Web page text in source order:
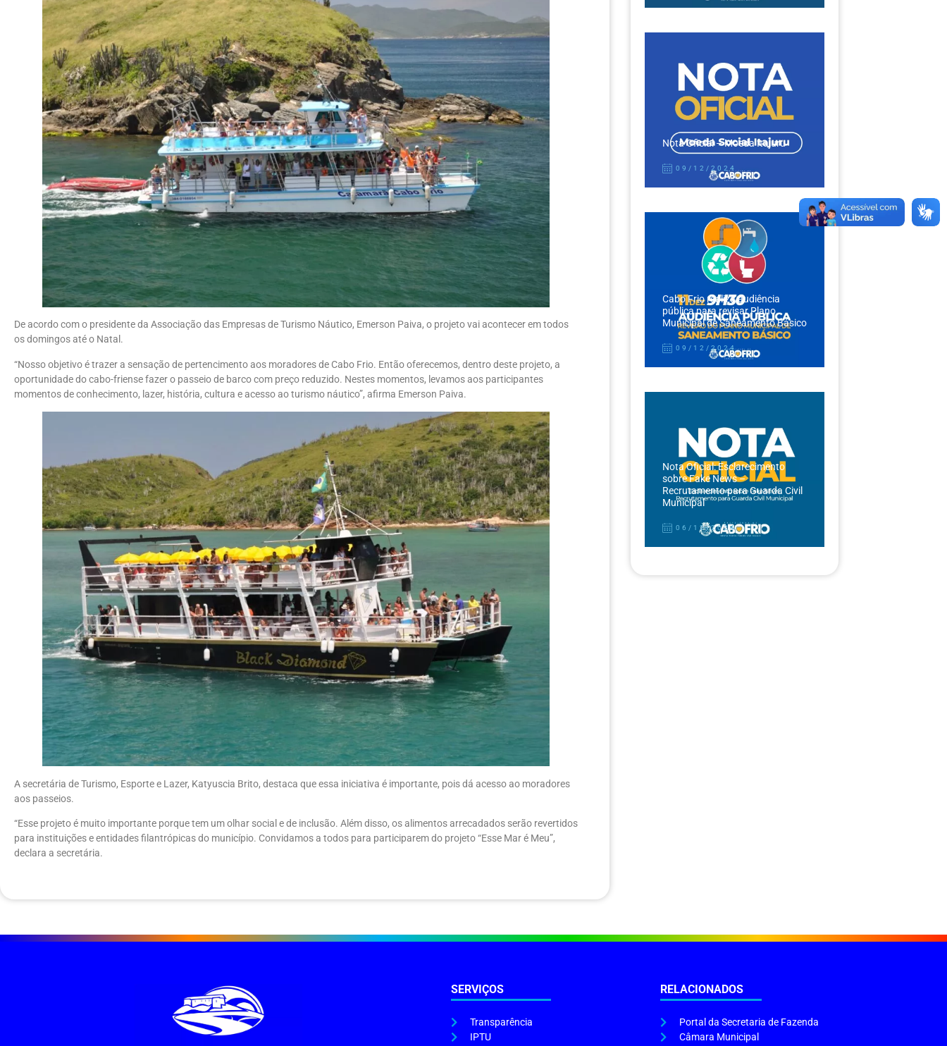
De acordo com o presidente da Associação das Empresas de Turismo Náutico, Emerson Paiva, o projeto vai acontecer em todos
os domingos até o Natal.
“Nosso objetivo é trazer a sensação de pertencimento aos moradores de Cabo Frio. Então oferecemos, dentro deste projeto, a
oportunidade do cabo-friense fazer o passeio de barco com preço reduzido. Nestes momentos, levamos aos participantes
momentos de conhecimento, lazer, história, cultura e acesso ao turismo náutico”, afirma Emerson Paiva.
A secretária de Turismo, Esporte e Lazer, Katyuscia Brito, destaca que essa iniciativa é importante, pois dá acesso ao moradores
aos passeios.
“Esse projeto é muito importante porque tem um olhar social e de inclusão. Além disso, os alimentos arrecadados serão revertidos
para instituições e entidades filantrópicas do município. Convidamos a todos para participarem do projeto “Esse Mar é Meu”,
declara a secretária.
Nota Oficial – Moeda Itajuru
09/12/2024
Cabo Frio realiza audiência
pública para revisar Plano
Municipal de Saneamento Básico
09/12/2024
Nota Oficial: Esclarecimento
sobre Fake News –
Recrutamento para Guarda Civil
Municipal
06/12/2024
SERVIÇOS
Transparência
IPTU
RELACIONADOS
Portal da Secretaria de Fazenda
Câmara Municipal